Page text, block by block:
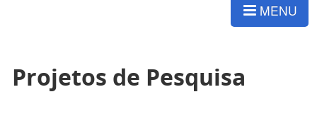
MENU
Projetos de Pesquisa